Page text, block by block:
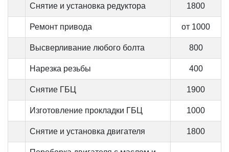
Снятие и установка редуктора 1800
Ремонт привода от 1000
Высверливание любого болта 800
Нарезка резьбы 400
Снятие ГБЦ 1900
Изготовление прокладки ГБЦ 1000
Снятие и установка двигателя 1800